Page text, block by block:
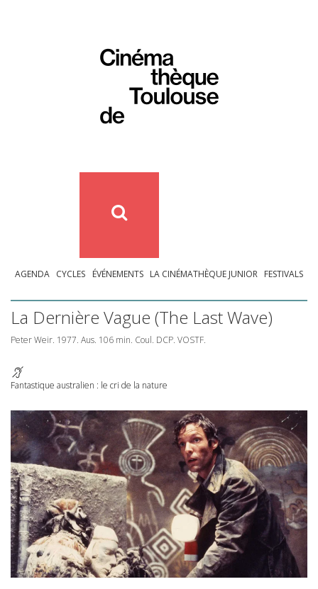
AGENDA CYCLES ÉVÉNEMENTS LA CINÉMATHÈQUE JUNIOR FESTIVALS
La Dernière Vague (The Last Wave)
Peter Weir. 1977. Aus. 106 min. Coul. DCP. VOSTF.
Fantastique australien : le cri de la nature